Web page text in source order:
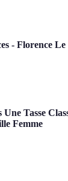
- Florence
Tasse
Femme